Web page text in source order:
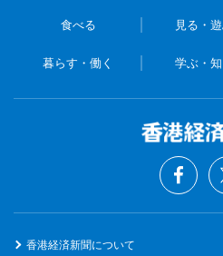
食べる 見る・
暮らす・働く 学ぶ・
香港経済新聞について